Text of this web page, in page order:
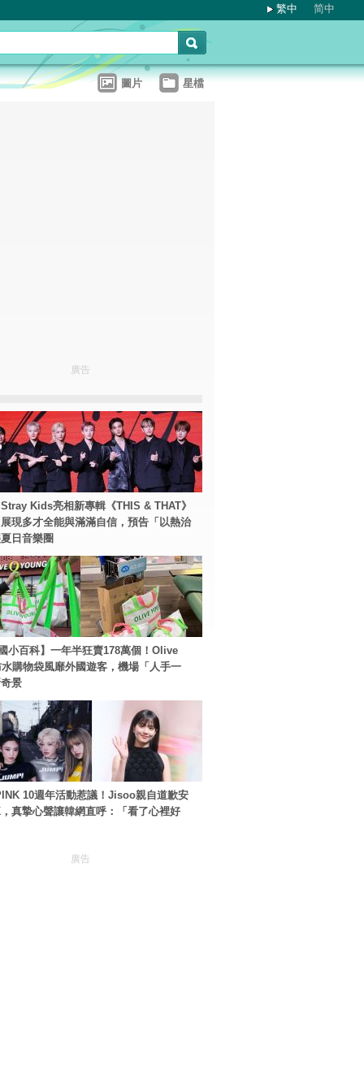
繁中 简中
圖片 星檔
廣告
Kids亮相新專輯《THIS & THAT》
現多才全能與滿滿自信，預告「以熱治
日音樂圈
小百科】一年半狂賣178萬個！Olive
購物袋風靡外國遊客，機場「人手一
景
10週年活動惹議！Jisoo親自道歉安
真摯心聲讓韓網直呼：「看了心裡好
廣告